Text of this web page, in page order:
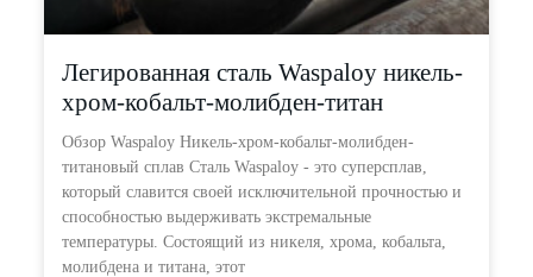
Легированная сталь Waspaloy никель-
хром-кобальт-молибден-титан
Обзор Waspaloy Никель-хром-кобальт-молибден-
титановый сплав Сталь Waspaloy - это суперсплав,
который славится своей исключительной прочностью и
способностью выдерживать экстремальные
температуры. Состоящий из никеля, хрома, кобальта,
молибдена и титана, этот